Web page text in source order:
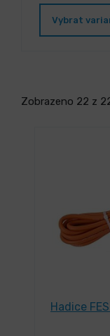
Vybrat
Zobrazeno 22 z
Hadice